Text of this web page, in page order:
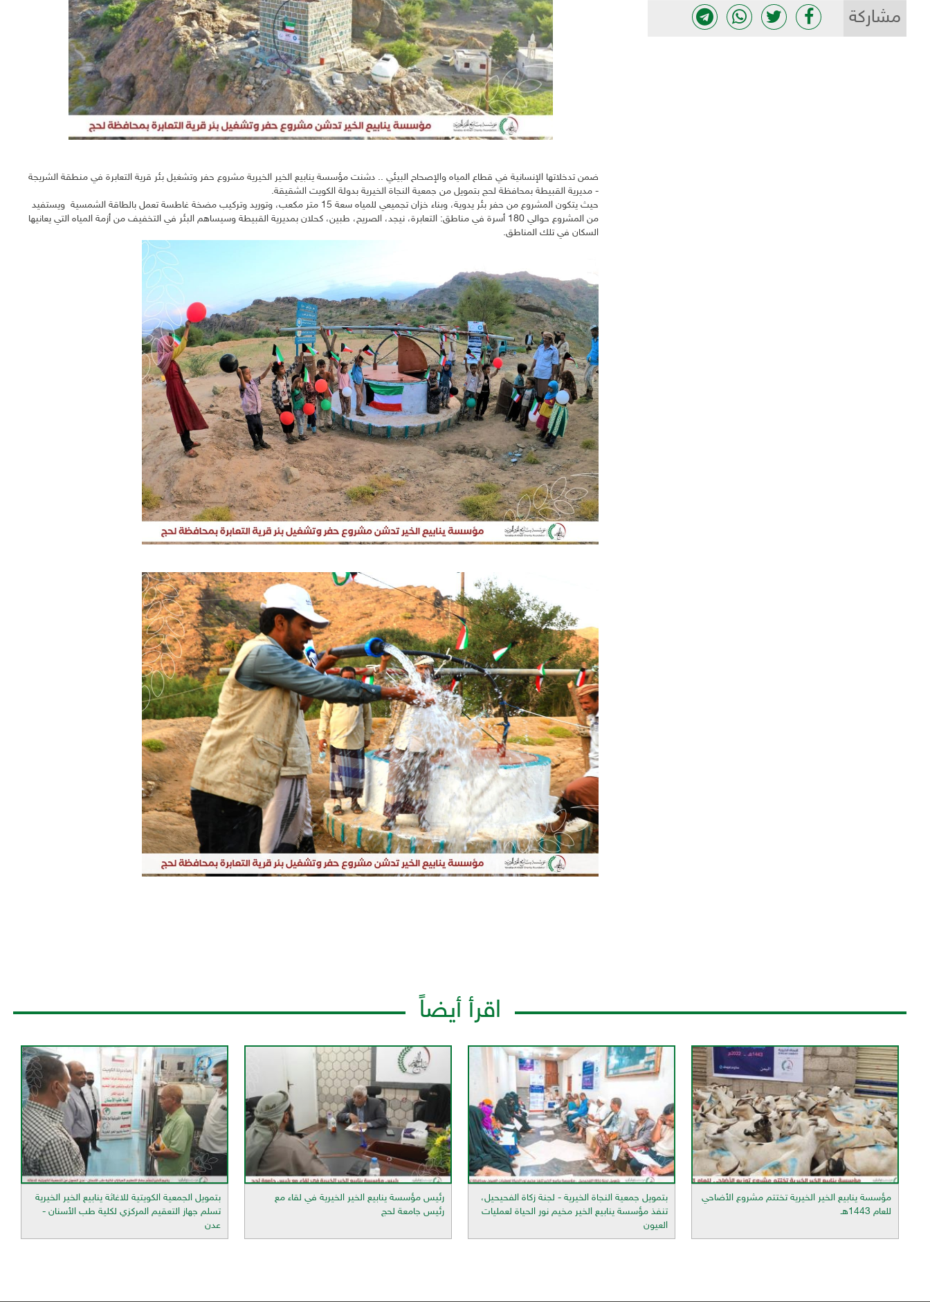
مشاركة
ضمن تدخلاتها الإنسانية في قطاع المياه والإصحاح البيئي .. دشنت مؤسسة ينابيع الخير الخيرية مشروع حفر وتشغيل بئر قرية التعابرة في منطقة الشريجة
- مديرية القبيطة بمحافظة لحج بتمويل من جمعية النجاة الخيرية بدولة الكويت الشقيقة.
حيث يتكون المشروع من حفر بئر يدوية، وبناء خزان تجميعي للمياه سعة 15 متر مكعب، وتوريد وتركيب مضخة غاطسة تعمل بالطاقة الشمسية ويستفيد
من المشروع حوالي 180 أسرة في مناطق: التعابرة، نيجد، الصريح، طبين، كحلان بمديرية القبيطة وسيساهم البئر في التخفيف من أزمة المياه التي يعانيها
السكان في تلك المناطق.
اقرأ أيضاً
مؤسسة ينابيع الخير الخيرية تختتم مشروع الأضاحي
للعام 1443هـ
بتمويل جمعية النجاة الخيرية - لجنة زكاة الفحيحيل،
تنفذ مؤسسة ينابيع الخير مخيم نور الحياة لعمليات
العيون
رئيس مؤسسة ينابيع الخير الخيرية في لقاء مع
رئيس جامعة لحج
بتمويل الجمعية الكويتية للاغاثة ينابيع الخير الخيرية
تسلم جهاز التعقيم المركزي لكلية طب الأسنان -
عدن